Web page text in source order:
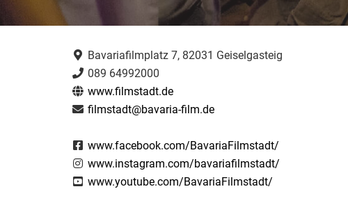
Bavariafilmplatz 7, 82031 Geiselgasteig
089 64992000
www.filmstadt.de
filmstadt@bavaria-film.de
www.facebook.com/BavariaFilmstadt/
www.instagram.com/bavariafilmstadt/
www.youtube.com/BavariaFilmstadt/